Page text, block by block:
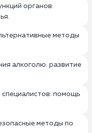
органов:
методы
алкоголю: развитие
специалистов: помощь
методы по